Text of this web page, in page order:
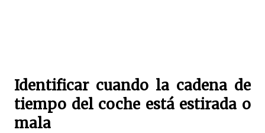
Identificar cuando la cadena de
tiempo del coche está estirada o
mala